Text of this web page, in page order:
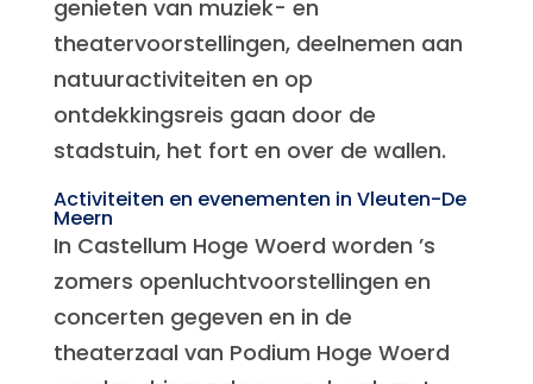
genieten van muziek- en
theatervoorstellingen, deelnemen aan
natuuractiviteiten en op
ontdekkingsreis gaan door de
stadstuin, het fort en over de wallen.
Activiteiten en evenementen in Vleuten-De
Meern
In Castellum Hoge Woerd worden ’s
zomers openluchtvoorstellingen en
concerten gegeven en in de
theaterzaal van Podium Hoge Woerd